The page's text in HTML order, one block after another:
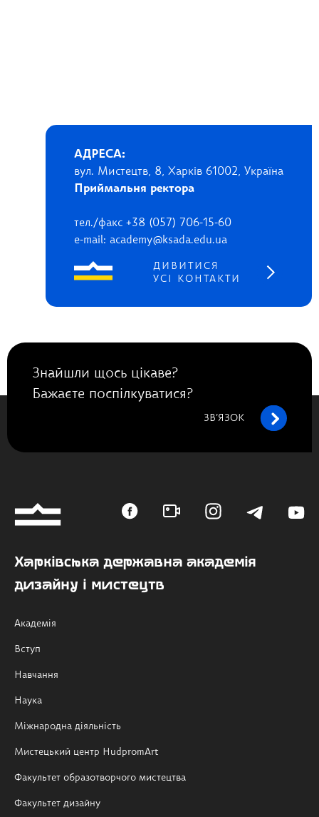
АДРЕСА:
вул. Мистецтв, 8, Харків 61002, Україна
Приймальня ректора
тел./факс +38 (057) 706-15-60
e-mail: academy@ksada.edu.ua
ДИВИТИСЯ
УСІ КОНТАКТИ
Знайшли щось цікаве?
Бажаєте поспілкуватися?
ЗВ’ЯЗОК
Харківська державна академія
дизайну і мистецтв
Академія
Вступ
Навчання
Наука
Міжнародна діяльність
Мистецький центр HudpromArt
Факультет образотворчого мистецтва
Факультет дизайну